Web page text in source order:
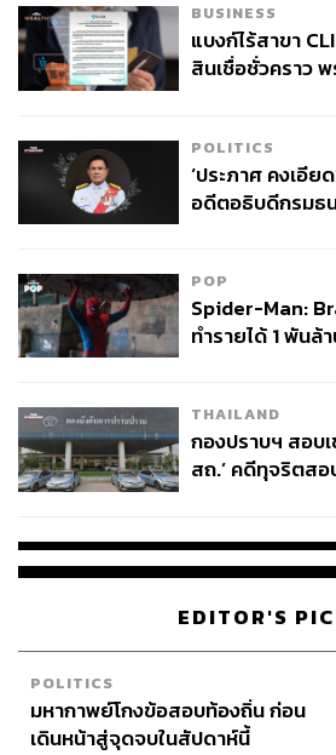
BUSINESS
แบงก์ไร้สาขา
สินเชื่อชั่วครา
POLITICS
‘ประภาศ คงเอีย
อดีตอธิบดีกรมธ
POP
Spider-Man:
ทำรายได้ 1 พันล้
THAILAND
กองปราบฯ สอบ
สถ.’ คดีทุจริตส
EDITOR'S
POLITICS
มหากาพย์โกงข้อสอบท้องถิ่น ก่อน
เดินหน้าสู่จุดจบในสัปดาห์นี้